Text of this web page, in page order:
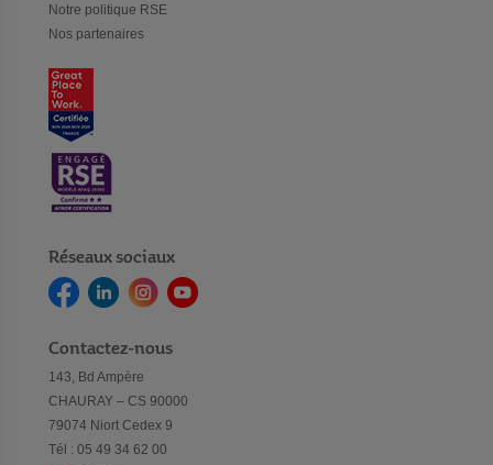
Notre politique RSE
Nos partenaires
Réseaux sociaux
Contactez-nous
143, Bd Ampère
CHAURAY – CS 90000
79074 Niort Cedex 9
Tél : 05 49 34 62 00